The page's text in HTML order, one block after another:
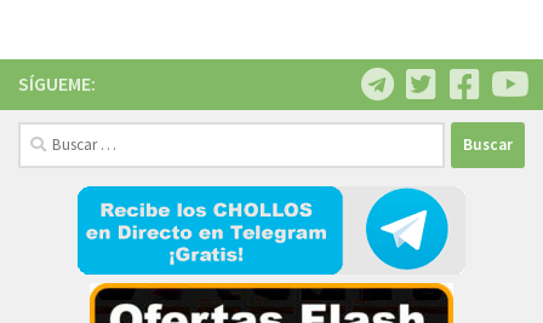
SÍGUEME:
Buscar: